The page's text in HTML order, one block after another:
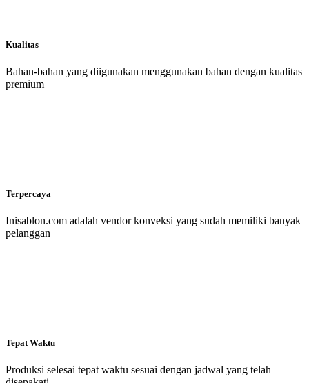
Kualitas
Bahan-bahan yang diigunakan menggunakan bahan dengan kualitas
premium
Terpercaya
Inisablon.com adalah vendor konveksi yang sudah memiliki banyak
pelanggan
Tepat Waktu
Produksi selesai tepat waktu sesuai dengan jadwal yang telah